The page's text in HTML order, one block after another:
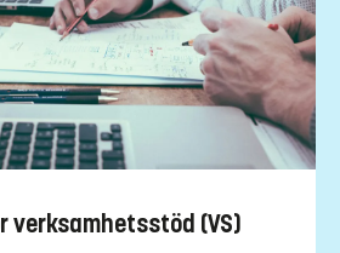
verksamhetsstöd (VS)